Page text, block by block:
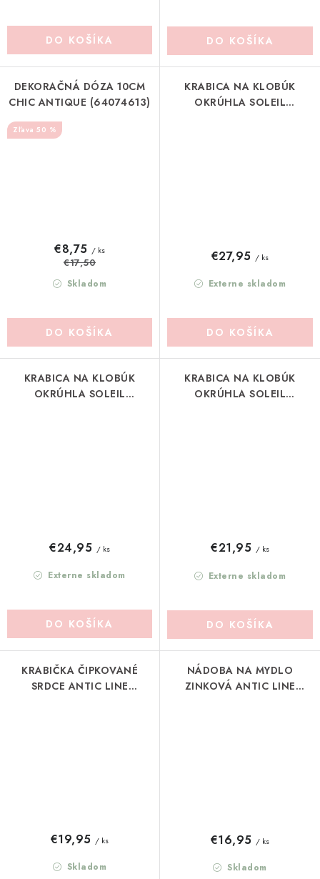
DO KOŠÍKA DO KOŠÍKA
DEKORAČNÁ DÓZA 10CM
CHIC ANTIQUE (64074613)
50 %
Skladom
€8,75 / ks
€17,50
DO KOŠÍKA
KRABICA NA KLOBÚK
OKRÚHLA SOLEIL
Externe skladom
€27,95 / ks
DO KOŠÍKA
KRABICA NA KLOBÚK
OKRÚHLA SOLEIL
Externe skladom
€24,95 / ks
DO KOŠÍKA
KRABICA NA KLOBÚK
OKRÚHLA SOLEIL
Externe skladom
€21,95 / ks
DO KOŠÍKA
KRABIČKA ČIPKOVANÉ
SRDCE ANTIC LINE
Skladom
€19,95 / ks
NÁDOBA NA MYDLO
ZINKOVÁ ANTIC LINE
Skladom
€16,95 / ks